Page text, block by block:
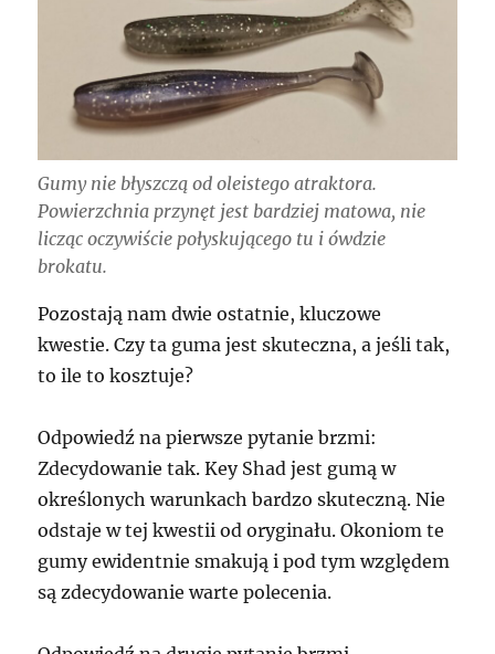
Gumy nie błyszczą od oleistego atraktora.
Powierzchnia przynęt jest bardziej matowa, nie
licząc oczywiście połyskującego tu i ówdzie
brokatu.
Pozostają nam dwie ostatnie, kluczowe
kwestie. Czy ta guma jest skuteczna, a jeśli tak,
to ile to kosztuje?
Odpowiedź na pierwsze pytanie brzmi:
Zdecydowanie tak. Key Shad jest gumą w
określonych warunkach bardzo skuteczną. Nie
odstaje w tej kwestii od oryginału. Okoniom te
gumy ewidentnie smakują i pod tym względem
są zdecydowanie warte polecenia.